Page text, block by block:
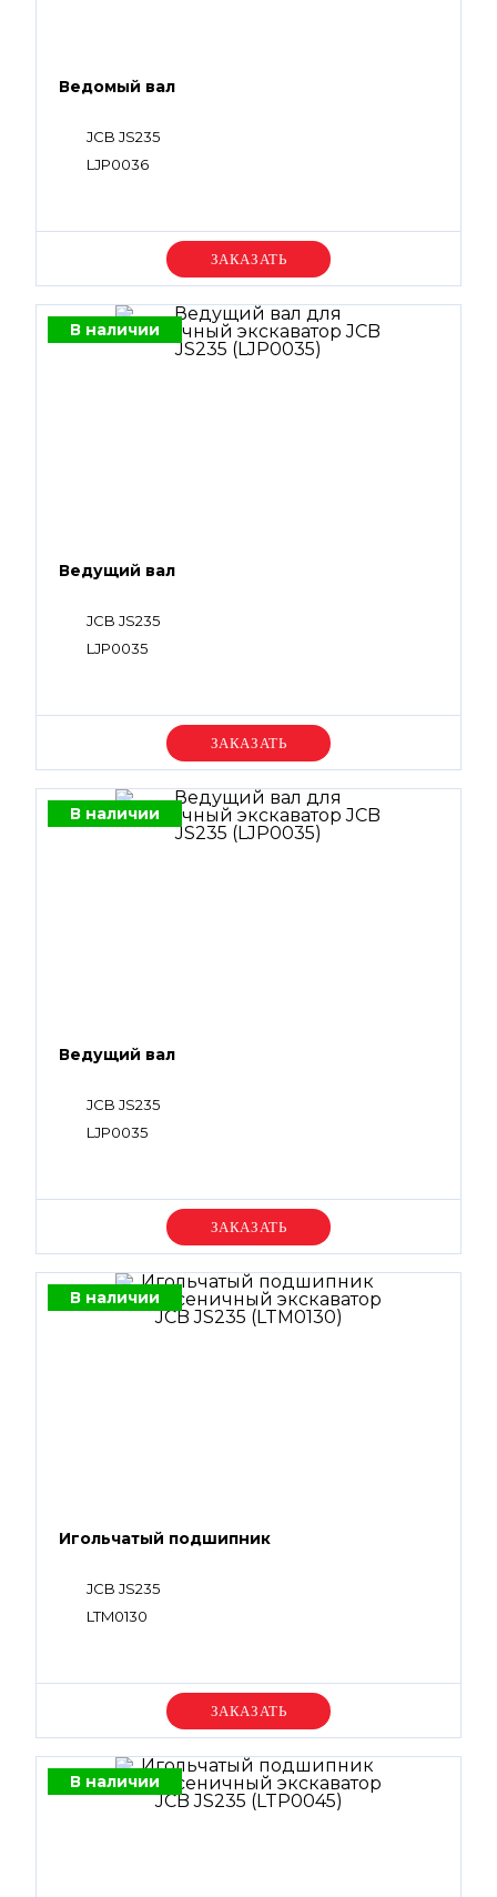
Ведомый вал
JCB JS235
LJP0036
Уточняйте цену
В наличии
Ведущий вал
JCB JS235
LJP0035
Уточняйте цену
В наличии
Ведущий вал
JCB JS235
LJP0035
Уточняйте цену
В наличии
Игольчатый подшипник
JCB JS235
LTM0130
Уточняйте цену
В наличии